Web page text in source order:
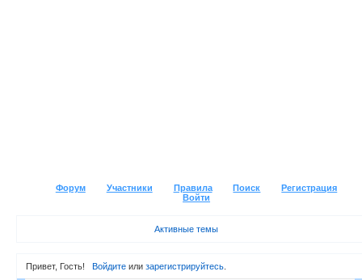
Форум Участники Правила Поиск
Регистрация
Войти
Активные темы
Привет, Гость! Войдитеили зарегистрируйтесь.